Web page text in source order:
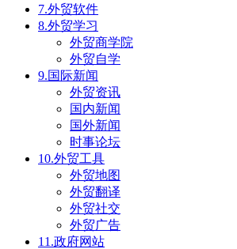
7.外贸软件
8.外贸学习
外贸商学院
外贸自学
9.国际新闻
外贸资讯
国内新闻
国外新闻
时事论坛
10.外贸工具
外贸地图
外贸翻译
外贸社交
外贸广告
11.政府网站